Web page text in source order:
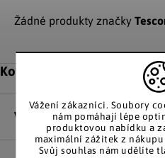
Vážení zákazníci. Soubory
nám pomáhají lépe
produktovou nabídku a
maximální zážitek z
Svůj souhlas nám udělíte
Velikonoční dekorace
Dekorace na hrob
Bytový textil
Koupelna a záchod
Ložnice a šatna
Kuchyně
Kuchyňské pomůcky
Prostírání a stolování
Příprava nápojů
Grilování a smažení
Nábytek
Koupelnový nábytek
Nábytek do předsíně
Nábytek do ložnice
Zahradní doplňky
Zahradní nábytek
Volný čas
Žádné produkty značky
Zápatí
Kontakt
Vše o nákupu